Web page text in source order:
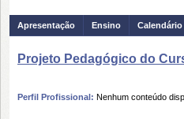
Apresentação Ensino Calendário
Projeto Pedagógico do
Perfil Profissional: Nenhum conteúdo